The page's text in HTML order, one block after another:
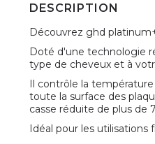
DESCRIPTION
Découvrez ghd
Doté d'une technologie
type de cheveux et à
Il contrôle la
toute la surface des
casse réduite de plus de
Idéal pour les utilisations